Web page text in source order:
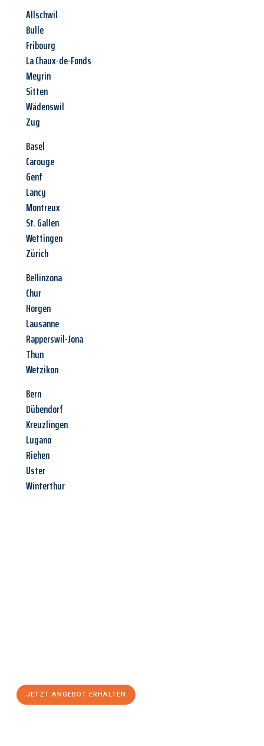
Allschwil
Bulle
Fribourg
La Chaux-de-Fonds
Meyrin
Sitten
Wädenswil
Zug
Basel
Carouge
Genf
Lancy
Montreux
St. Gallen
Wettingen
Zürich
Bellinzona
Chur
Horgen
Lausanne
Rapperswil-Jona
Thun
Wetzikon
Bern
Dübendorf
Kreuzlingen
Lugano
Riehen
Uster
Winterthur
JETZT ANGEBOT ERHALTEN